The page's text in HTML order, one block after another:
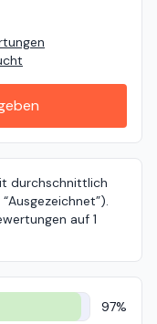
durchschnittlich
auf 1
97%